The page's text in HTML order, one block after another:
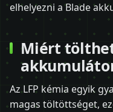
elhelyezni a Blade
Miért
Az LFP kémia egyik
magas töltöttséget,